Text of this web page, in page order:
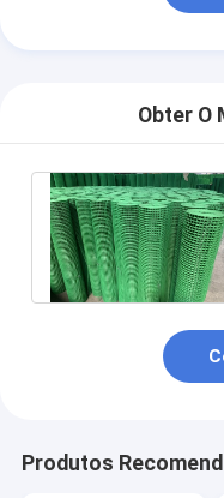
Obter O
Produtos